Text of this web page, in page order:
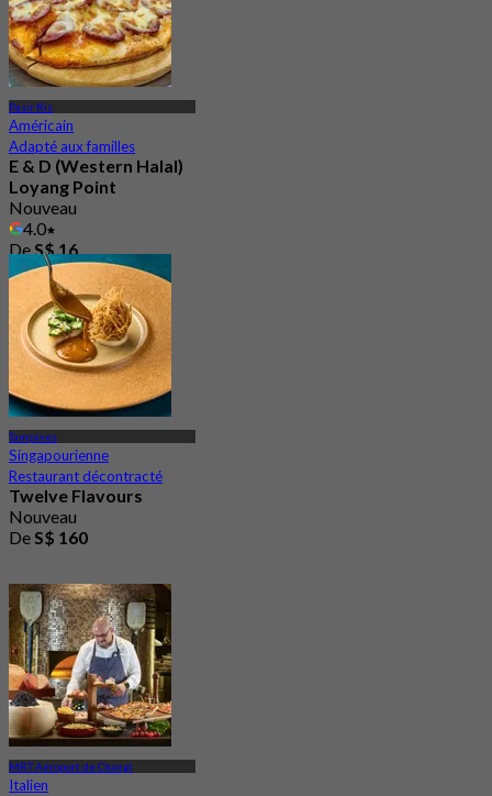
Pasir Ris
Américain
Adapté aux familles
E & D (Western Halal)
Loyang Point
Nouveau
4.0
DeS$ 16
Tampines
Singapourienne
Restaurant décontracté
Twelve Flavours
Nouveau
DeS$ 160
MRT Aéroport de Changi
Italien